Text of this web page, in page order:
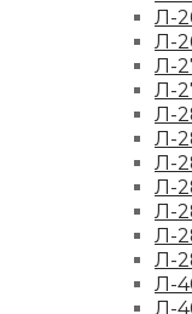
Л-
Л-
Л-
Л-
Л-
Л-
Л-
Л-
Л-
Л-
Л-
Л-
Л-